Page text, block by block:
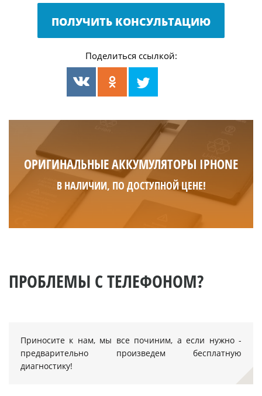
ПОЛУЧИТЬ КОНСУЛЬТАЦИЮ
Поделиться ссылкой:
ОРИГИНАЛЬНЫЕ АККУМУЛЯТОРЫ IPHONE
В НАЛИЧИИ, ПО ДОСТУПНОЙ ЦЕНЕ!
ПРОБЛЕМЫ С ТЕЛЕФОНОМ?
Приносите к нам, мы все починим, а если нужно -
предварительно произведем бесплатную
диагностику!